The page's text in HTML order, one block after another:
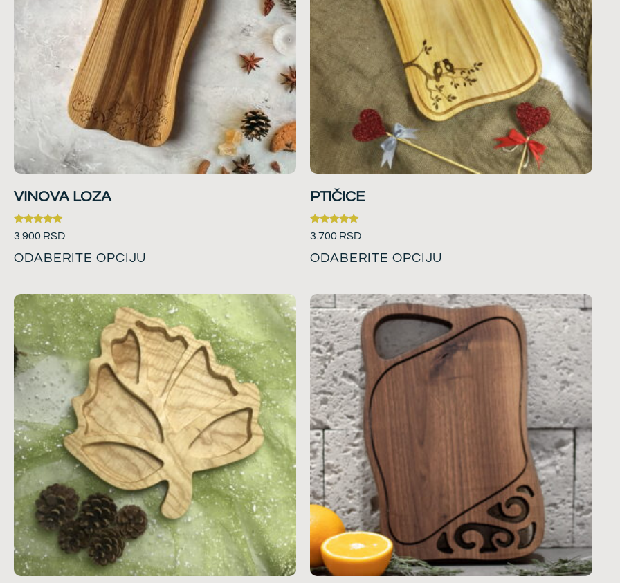
VINOVA LOZA
Ocenjeno
sa
od 5
3.900 RSD
ODABERITE OPCIJU
PTIČICE
Ocenjeno
sa
od 5
3.700 RSD
ODABERITE OPCIJU